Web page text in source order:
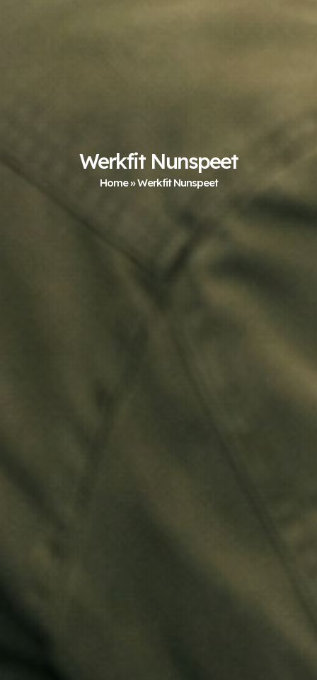
Werkfit Nunspeet
Home»Werkfit Nunspeet